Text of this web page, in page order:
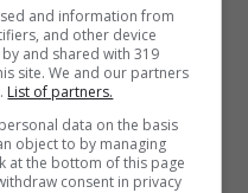
di champagne!
la-la, ah-la-la-la
la-la
and information from
and other device
and shared with 319
site. We and our partners
List of partners.
data on the basis
object to by managing
at the bottom of this page
consent in privacy